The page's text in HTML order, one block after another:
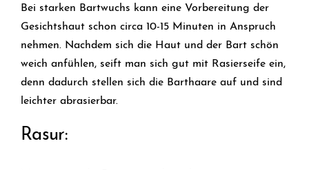
Bei starken Bartwuchs kann eine Vorbereitung der
Gesichtshaut schon circa 10-15 Minuten in Anspruch
nehmen. Nachdem sich die Haut und der Bart schön
weich anfühlen, seift man sich gut mit Rasierseife ein,
denn dadurch stellen sich die Barthaare auf und sind
leichter abrasierbar.
Rasur: